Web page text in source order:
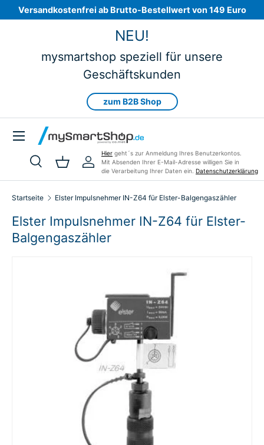
Direkt zum Inhalt
Versandkostenfrei ab Brutto-Bestellwert von 149 Euro
NEU!
mysmartshop speziell für unsere
Geschäftskunden
zum B2B Shop
Suchen
Art
SucheEinkaufskorb
Einloggen
Hier geht´s zur Anmeldung Ihres Benutzerkontos.
Mit Absenden Ihrer E-Mail-Adresse willigen Sie in
die Verarbeitung Ihrer Daten ein. Datenschutzerklärung
Menü
Startseite Elster Impulsnehmer IN-Z64 für Elster-Balgengaszähler
Elster Impulsnehmer IN-Z64 für Elster-
Balgengaszähler